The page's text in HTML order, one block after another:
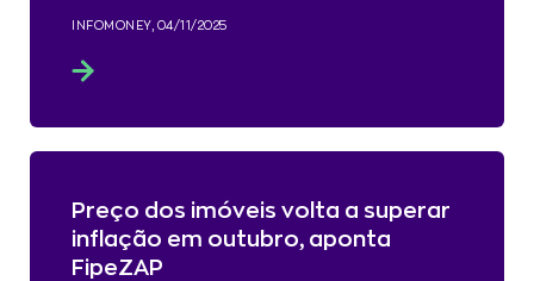
INFOMONEY, 04/11/2025
Preço dos imóveis volta a superar
inflação em outubro, aponta
FipeZAP